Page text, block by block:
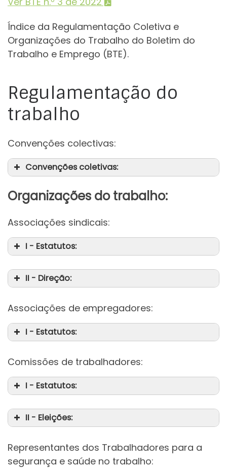
Índice da Regulamentação Coletiva e
Organizações do Trabalho do Boletim do
Trabalho e Emprego (BTE).
Regulamentação do
trabalho
Convenções colectivas:
Convenções coletivas:
Organizações do trabalho:
Associações sindicais:
I - Estatutos:
II - Direção:
Associações de empregadores:
I - Estatutos:
Comissões de trabalhadores:
I - Estatutos:
II - Eleições:
Representantes dos Trabalhadores para a
segurança e saúde no trabalho: